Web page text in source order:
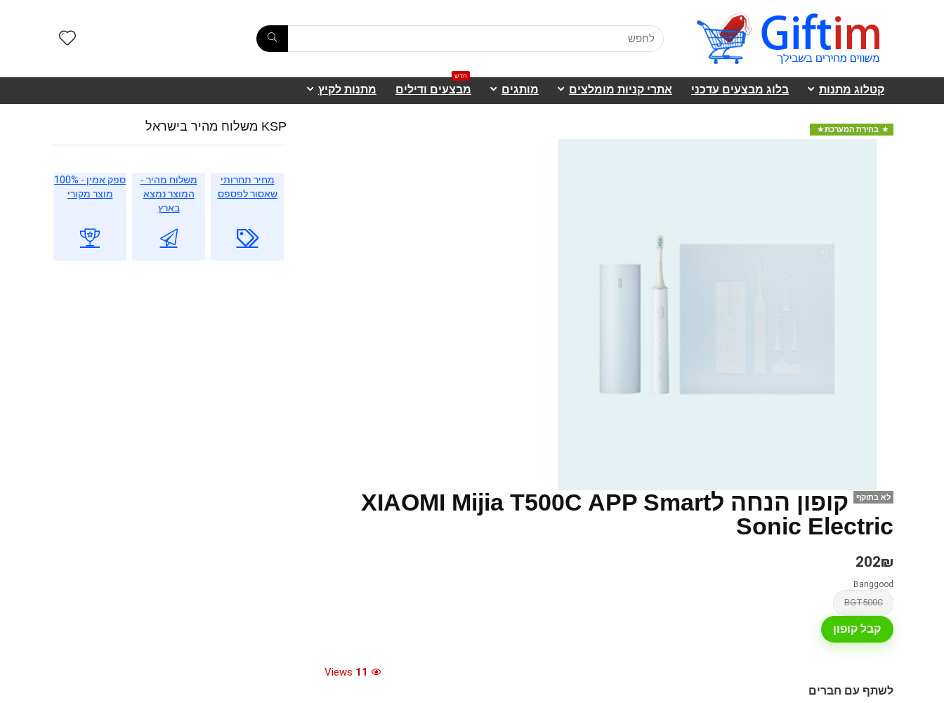
קטלוג מתנות בלוג מבצעים עדכני אתרי קניות מומלצים מותגים מבצעים ודילים
חדש
מתנות לקיץ
בחירת המערכת
לא בתוקף
קופון הנחה לXIAOMI Mijia T500C APP Smart
Sonic Electric
202₪
Banggood
BGT500C
קבל קופון
11
לשתף עם חברים
KSP משלוח מהיר בישראל
מחיר תחרותי
שאסור לפספס
משלוח מהיר -
המוצר נמצא
בארץ
ספק אמין - 100%
מוצר מקורי